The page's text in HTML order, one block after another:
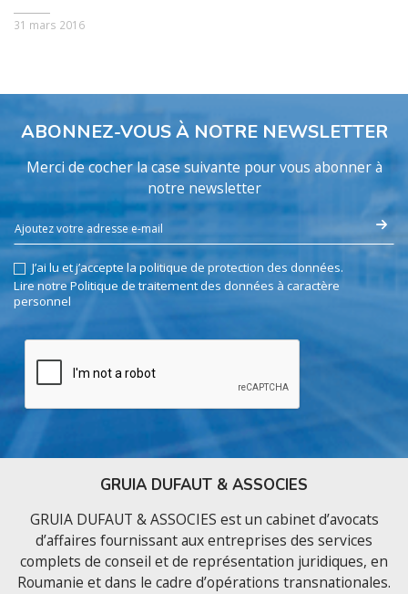
31 mars 2016
ABONNEZ-VOUS À NOTRE NEWSLETTER
Merci de cocher la case suivante pour vous abonner à
notre newsletter
J’ai lu et j’accepte la politique de protection des données.
Lire notre Politique de traitement des données à caractère
personnel
GRUIA DUFAUT & ASSOCIES
GRUIA DUFAUT & ASSOCIES est un cabinet d’avocats
d’affaires fournissant aux entreprises des services
complets de conseil et de représentation juridiques, en
Roumanie et dans le cadre d’opérations transnationales.